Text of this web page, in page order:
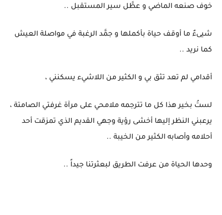
خوف صنعه الماضي و عطَّل سير المستقبل ..
شيىءٌ ما أوقف حياة بأكملها و جمَّد الرغبة في مواصلة العيش
كما نريد ..
أقدامي لم تعد تثق بي و الكثير من اللاشيء يسكنني ،
لستُ بخير هذا كل ما تترجمه ملامحي على مرآة غرفتي الصامتة ،
يرعبني النظر إليها أخشى رؤية وجهي القديم الذي تمزقت أحد
أحلامه وأصابه الكثير من الخيبة ..
وحدها الحياة من عرفت الطريق لبعثرتنا جيداً ..